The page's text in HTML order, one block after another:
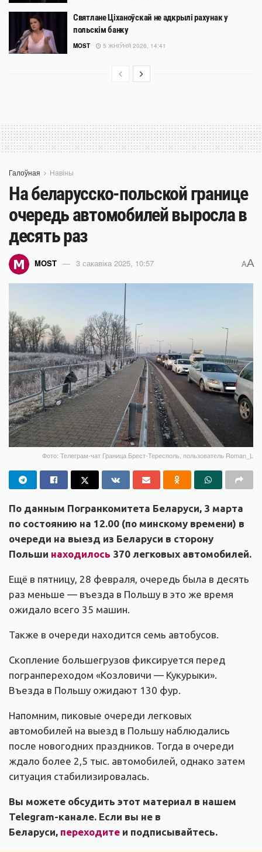
Святлане Ціханоўскай не адкрылі рахунак у
польскім банку
MOST 5 ЖНІЎНЯ 2026, 14:41
Галоўная Навіны
На беларусско-польской границе
очередь автомобилей выросла в
десять раз
MOST 3 сакавіка 2025, 10:57 AA
Фото: Телеграм-чат Граница Брест-Тересполь, пользователь Roman_L
По данным Погранкомитета Беларуси, 3 марта
по состоянию на 12.00 (по минскому времени) в
очереди на выезд из Беларуси в сторону
Польши находилось 370 легковых автомобилей.
Ещё в пятницу, 28 февраля, очередь была в десять
раз меньше — въезда в Польшу в это же время
ожидало всего 35 машин.
Также в очереди находится семь автобусов.
Скопление большегрузов фиксируется перед
погранпереходом «Козловичи — Кукурыки».
Въезда в Польшу ожидают 130 фур.
Напомним, пиковые очереди легковых
автомобилей на выезд в Польшу наблюдались
после новогодних праздников. Тогда в очереди
ждало более 2,5 тыс. автомобилей, однако затем
ситуация стабилизировалась.
Вы можете обсудить этот материал в нашем
Telegram-канале. Если вы не в
Беларуси, переходите и подписывайтесь.